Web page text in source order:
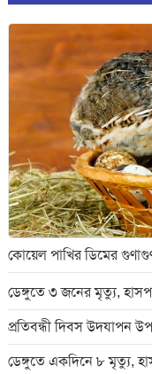
কোয়েল পাখির ডিমের
ডেঙ্গুতে ৩ জনের মৃত্যু,
প্রতিবন্ধী দিবস উদযাপন
ডেঙ্গুতে একদিনে ৮ মৃত্যু,